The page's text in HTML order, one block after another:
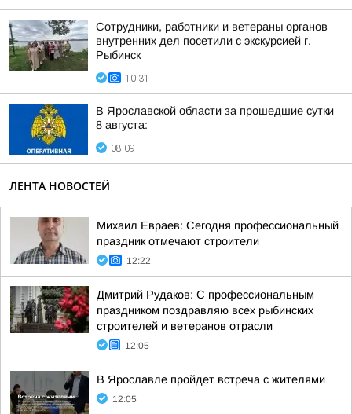
Сотрудники, работники и ветераны органов
внутренних дел посетили с экскурсией г.
Рыбинск
10:31
В Ярославской области за прошедшие сутки
8 августа:
08:09
ЛЕНТА НОВОСТЕЙ
Михаил Евраев: Сегодня профессиональный
праздник отмечают строители
12:22
Дмитрий Рудаков: С профессиональным
праздником поздравляю всех рыбинских
строителей и ветеранов отрасли
12:05
В Ярославле пройдет встреча с жителями
12:05